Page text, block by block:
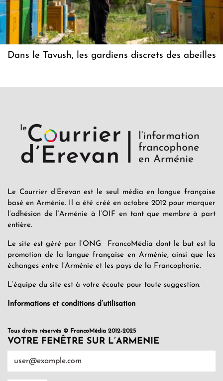
Dans le Tavush, les gardiens discrets des abeilles
Le Courrier d’Erevan est le seul média en langue française
basé en Arménie. Il a été créé en octobre 2012 pour marquer
l’adhésion de l’Arménie à l’OIF en tant que membre à part
entière.
Le site est géré par l’ONG FrancoMédia dont le but est la
promotion de la langue française en Arménie, ainsi que les
échanges entre l’Arménie et les pays de la Francophonie.
L’équipe du site est à votre écoute pour toute suggestion.
Informations et conditions d’utilisation
Tous droits réservés © FrancoMédia 2012-2025
VOTRE FENÊTRE SUR L’ARMENIE